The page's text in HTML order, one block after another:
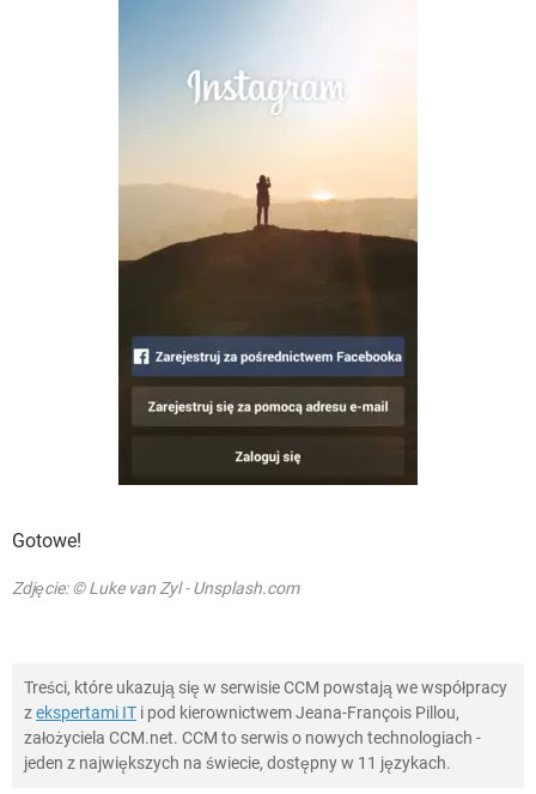
Gotowe!
Zdjęcie: © Luke van Zyl - Unsplash.com
Treści, które ukazują się w serwisie CCM powstają we współpracy
zekspertami IT i pod kierownictwem Jeana-François Pillou,
założyciela CCM.net. CCM to serwis o nowych technologiach -
jeden z największych na świecie, dostępny w 11 językach.